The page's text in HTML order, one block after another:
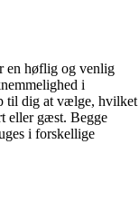
en høflig og venlig
i
til dig at vælge, hvilket
eller gæst. Begge
i forskellige